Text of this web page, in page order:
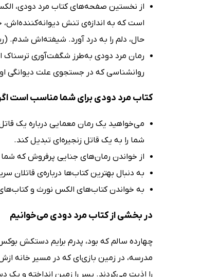
از نخستین صفحه‌های کتاب مرد دودی،
است که به اندازه‌ی تنش
حال، دلم را به درد آورد. شیفته‌اش شدم.
رمان مرد دودی به‌طرز شگفت‌آوری ترسناک
روانشناسی که در جستجوی علت دیوانگی
کتاب مرد دودی برای شما مناسب است
می‌خواهید یک رمان معمایی درباره یک
شما را به یک قاتل زنجیره‌ای تبدیل کند.
از خواندن رمان‌های جنایی پرفروش که
به دنبال بهترین کتاب‌ها درباره‌ی قاتلان
به خواندن کتاب‌های الکس نورث و
در بخشی از کتاب مرد دودی می‌خوانیم
چهارده سالم که بود، پدرم برایم دستکش
مدرسه، در زمین بازی‌ای که در مسیر خانه
را اذیت می‌کردند. پسر را زمین انداخته و